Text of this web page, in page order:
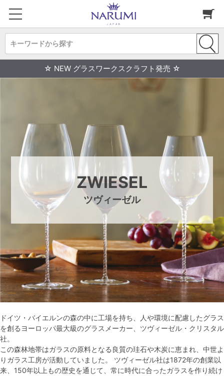
キーワードから探す
☆ NEW グラスワークスクラフト発売 ☆
ZWIESEL
ツヴィーゼル
ドイツ・バイエルンの森の中に工場を持ち、人や環境に配慮したグラス
を創るヨーロッパ最大級のグラスメーカー、ツヴィーゼル・クリスタル
社。
この森林地帯はガラスの原料となる良質の珪石や木炭に恵まれ、中世よ
りガラス工房が活動していました。 ツヴィーゼル社は1872年の創業以
来、150年以上もの歴史を通じて、常に時代に合ったガラスを作り続け